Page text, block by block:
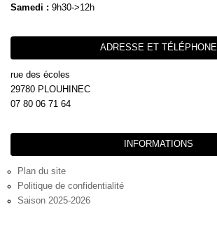
Samedi : 9h30->12h
ADRESSE ET TÉLÉPHONE
rue des écoles
29780 PLOUHINEC
07 80 06 71 64
INFORMATIONS
Plan du site
Politique de confidentialité
Saison 2025-2026